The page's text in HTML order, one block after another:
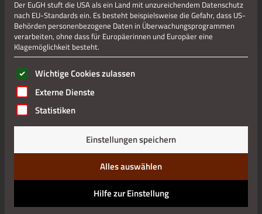
Zwischen 1800 und 1958 war die Gedau Standort des
Textilgewerbesund wird nach umfangreichen
Restaurierungsarbeiten seit 1981 als Wohnanlage genutzt.
Talabwärts,
unweit dieses
Kupferhofs,
befindet sich
ein
eindrucksvolles Naturdenkmal, die sogenannten
Der EuGH stuft die USA als ein Land mit unzureichendem Datenschutz
nach EU-Standards ein. Es besteht beispielsweise die Gefahr, dass US-
Behörden personenbezogene Daten in Überwachungsprogrammen
verarbeiten, ohne dass für Europäerinnen und Europäer eine
Klagemöglichkeit besteht.
Es folgt eine Liste der Service-Gruppen, für die eine
Wichtige Cookies zulassen
Externe Dienste
Statistiken
Einstellungen speichern
Alles auswählen
Hilfe zur Einstellung